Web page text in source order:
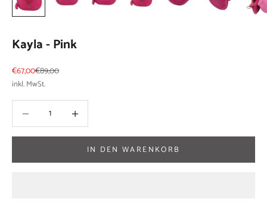
Kayla - Pink
Angebot
€67,00Regulärer Preis
€89,00
inkl. MwSt.
IN DEN WARENKORB